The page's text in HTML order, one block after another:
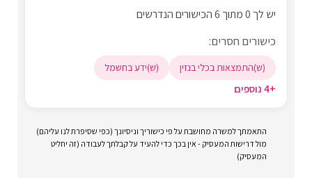
יש לך 0 מתוך 6 הכישורים הנדרשים
כישורים חסרים:
(ש)התמצאות בכלי בנזין (ש)ידע בחשמל
+4 נוספים
התאמתך למשרה מחושבת על פי כישוריך וניסיונך (כפי שסיפרת לנו עליהם)
מול דרישות המעסיק - אין בכך כדי להעיד על קבלתך לעבודה (זה יחליט
המעסיק)